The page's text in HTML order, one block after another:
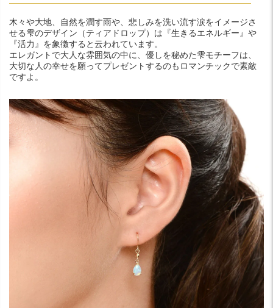
木々や大地、自然を潤す雨や、悲しみを洗い流す涙をイメージさ
せる雫のデザイン（ティアドロップ）は『生きるエネルギー』や
『活力』を象徴すると云われています。
エレガントで大人な雰囲気の中に、優しを秘めた雫モチーフは、
大切な人の幸せを願ってプレゼントするのもロマンチックで素敵
ですよ。